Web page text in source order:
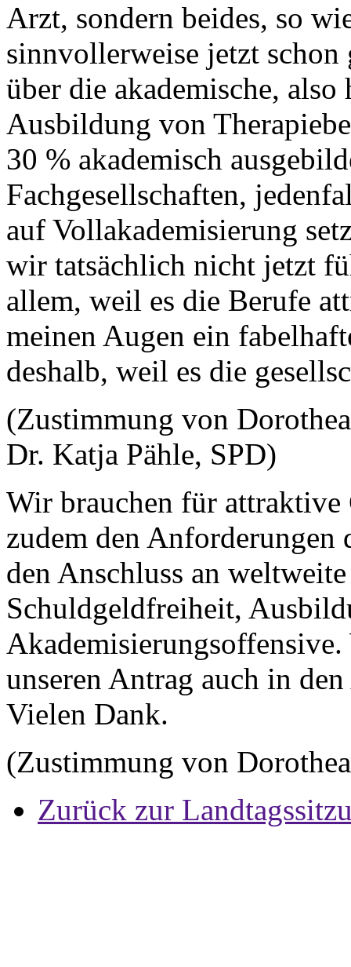
Arzt, sondern beides, so
sinnvollerweise jetzt schon
über die akademische,
Ausbildung von
30 % akademisch
Fachgesellschaften,
auf Vollakademisierung
wir tatsächlich nicht jetzt
allem, weil es die Berufe
meinen Augen ein
deshalb, weil es die
(Zustimmung von
Dr. Katja Pähle, SPD)
Wir brauchen für attraktive
zudem den Anforderungen
den Anschluss an
Schuldgeldfreiheit,
unseren Antrag auch in
Vielen Dank.
(Zustimmung von
Zurück zur